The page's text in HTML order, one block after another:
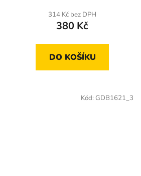
314 Kč bez DPH
380 Kč
DO KOŠÍKU
Kód: GDB1621_3